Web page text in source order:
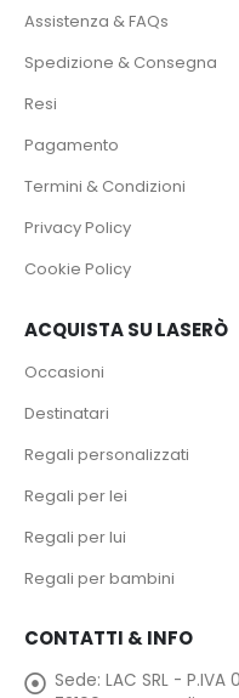
Assistenza & FAQs
Spedizione & Consegna
Resi
Pagamento
Termini & Condizioni
Privacy Policy
Cookie Policy
ACQUISTA SU LASERÒ
Occasioni
Destinatari
Regali personalizzati
Regali per lei
Regali per lui
Regali per bambini
CONTATTI & INFO
Sede: LAC SRL -